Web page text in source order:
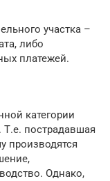
участка –
либо
платежей.
категории
пострадавшая
производятся
Однако,